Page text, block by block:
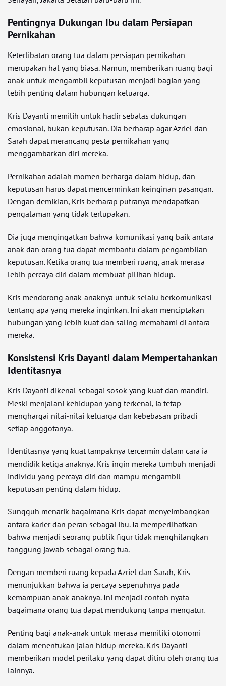
Pentingnya Dukungan Ibu dalam Persiapan
Pernikahan
Keterlibatan orang tua dalam persiapan pernikahan
merupakan hal yang biasa. Namun, memberikan ruang bagi
anak untuk mengambil keputusan menjadi bagian yang
lebih penting dalam hubungan keluarga.
Kris Dayanti memilih untuk hadir sebatas dukungan
emosional, bukan keputusan. Dia berharap agar Azriel dan
Sarah dapat merancang pesta pernikahan yang
menggambarkan diri mereka.
Pernikahan adalah momen berharga dalam hidup, dan
keputusan harus dapat mencerminkan keinginan pasangan.
Dengan demikian, Kris berharap putranya mendapatkan
pengalaman yang tidak terlupakan.
Dia juga mengingatkan bahwa komunikasi yang baik antara
anak dan orang tua dapat membantu dalam pengambilan
keputusan. Ketika orang tua memberi ruang, anak merasa
lebih percaya diri dalam membuat pilihan hidup.
Kris mendorong anak-anaknya untuk selalu berkomunikasi
tentang apa yang mereka inginkan. Ini akan menciptakan
hubungan yang lebih kuat dan saling memahami di antara
mereka.
Konsistensi Kris Dayanti dalam Mempertahankan
Identitasnya
Kris Dayanti dikenal sebagai sosok yang kuat dan mandiri.
Meski menjalani kehidupan yang terkenal, ia tetap
menghargai nilai-nilai keluarga dan kebebasan pribadi
setiap anggotanya.
Identitasnya yang kuat tampaknya tercermin dalam cara ia
mendidik ketiga anaknya. Kris ingin mereka tumbuh menjadi
individu yang percaya diri dan mampu mengambil
keputusan penting dalam hidup.
Sungguh menarik bagaimana Kris dapat menyeimbangkan
antara karier dan peran sebagai ibu. Ia memperlihatkan
bahwa menjadi seorang publik figur tidak menghilangkan
tanggung jawab sebagai orang tua.
Dengan memberi ruang kepada Azriel dan Sarah, Kris
menunjukkan bahwa ia percaya sepenuhnya pada
kemampuan anak-anaknya. Ini menjadi contoh nyata
bagaimana orang tua dapat mendukung tanpa mengatur.
Penting bagi anak-anak untuk merasa memiliki otonomi
dalam menentukan jalan hidup mereka. Kris Dayanti
memberikan model perilaku yang dapat ditiru oleh orang tua
lainnya.